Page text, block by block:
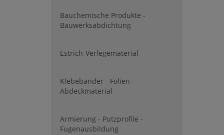
Bauchemische Produkte -
Bauwerksabdichtung
Estrich-Verlegematerial
Klebebänder - Folien -
Abdeckmaterial
Armierung - Putzprofile -
Fugenausbildung